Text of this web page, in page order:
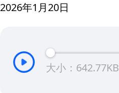
2026年1月20日
大小：642.77KB